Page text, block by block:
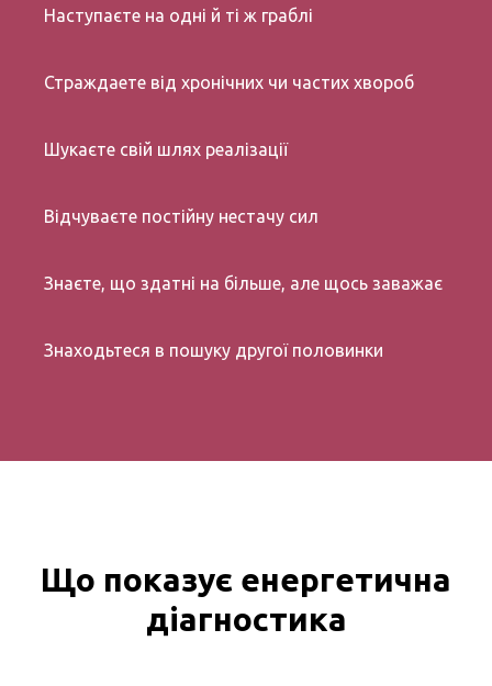
Наступаєте на одні й ті ж граблі
Страждаете від хронічних чи частих хвороб
Шукаєте свій шлях реалізації
Відчуваєте постійну нестачу сил
Знаєте, що здатні на більше, але щось заважає
Знаходьтеся в пошуку другої половинки
Що показує енергетична
діагностика